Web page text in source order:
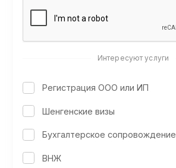
Интересуют услуги
Регистрация ООО или ИП
Шенгенские визы
Бухгалтерское сопровождение
ВНЖ